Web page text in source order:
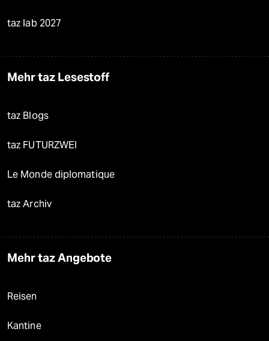
taz lab 2027
Mehr taz Lesestoff
taz Blogs
taz FUTURZWEI
Le Monde diplomatique
taz Archiv
Mehr taz Angebote
Reisen
Kantine